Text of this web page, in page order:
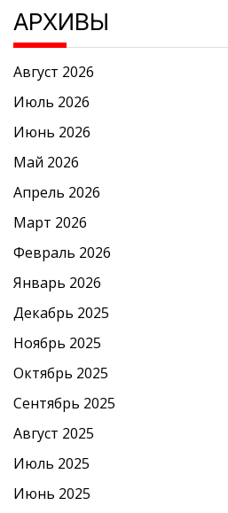
АРХИВЫ
Август 2026
Июль 2026
Июнь 2026
Май 2026
Апрель 2026
Март 2026
Февраль 2026
Январь 2026
Декабрь 2025
Ноябрь 2025
Октябрь 2025
Сентябрь 2025
Август 2025
Июль 2025
Июнь 2025